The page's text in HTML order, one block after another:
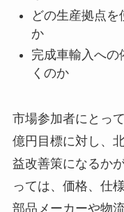
どの生産拠点
か
完成車輸入への
くのか
市場参加者にとっ
億円目標に対し、
益改善策になるか
っては、価格、仕
部品メーカーや物